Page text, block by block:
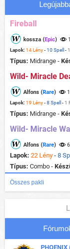
Fireball
kossza (Epic)
Lapok: 14 Lény-10 Spell -
Típus: Midrange -
Wild- Miracle
Alfons (Rare)
Lapok: 19 Lény-8 Spell - 1
Típus: Midrange -
Wild- Miracle
Alfons (Rare)
Lapok: 22 Lény - 8
Típus: Combo -
Összes pakli
PHOENIX